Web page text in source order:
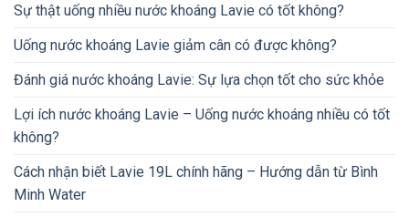
Sự thật uống nhiều nước khoáng Lavie có tốt không?
Uống nước khoáng Lavie giảm cân có được không?
Đánh giá nước khoáng Lavie: Sự lựa chọn tốt cho sức khỏe
Lợi ích nước khoáng Lavie – Uống nước khoáng nhiều có tốt
không?
Cách nhận biết Lavie 19L chính hãng – Hướng dẫn từ Bình
Minh Water